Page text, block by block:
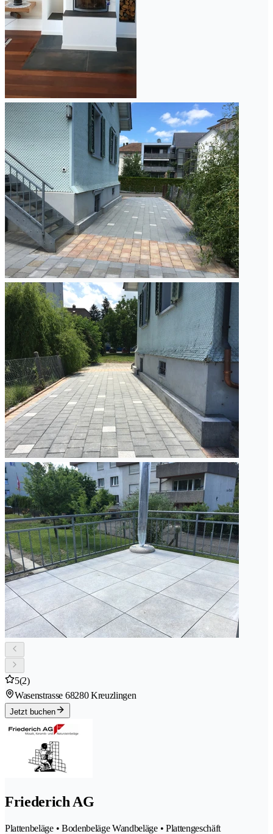
5(2)
Wasenstrasse 68280 Kreuzlingen
Jetzt buchen
Friederich AG
Plattenbeläge • Bodenbeläge Wandbeläge • Plattengeschäft